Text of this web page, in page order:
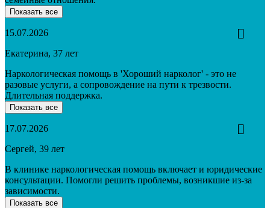
Показать все
15.07.2026
Екатерина, 37 лет
Наркологическая помощь в 'Хороший нарколог' - это не
разовые услуги, а сопровождение на пути к трезвости.
Длительная поддержка.
Показать все
17.07.2026
Сергей, 39 лет
В клинике наркологическая помощь включает и юридические
консультации. Помогли решить проблемы, возникшие из-за
зависимости.
Показать все